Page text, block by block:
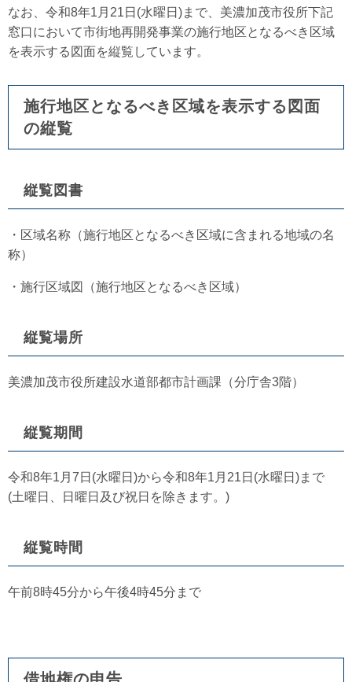
なお、令和8年1月21日(水曜日)まで、美濃加茂市役所下記
窓口において市街地再開発事業の施行地区となるべき区域
を表示する図面を縦覧しています。
施行地区となるべき区域を表示する図面
の縦覧
縦覧図書
・区域名称（施行地区となるべき区域に含まれる地域の名
称）
・施行区域図（施行地区となるべき区域）
縦覧場所
美濃加茂市役所建設水道部都市計画課（分庁舎3階）
縦覧期間
令和8年1月7日(水曜日)から令和8年1月21日(水曜日)まで
(土曜日、日曜日及び祝日を除きます。)
縦覧時間
午前8時45分から午後4時45分まで